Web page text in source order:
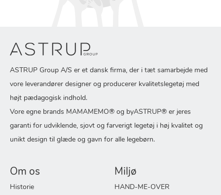
ASTRUP Group A/S er et dansk firma, der i tæt samarbejde med
vore leverandører designer og producerer kvalitetslegetøj med
højt pædagogisk indhold.
Vore egne brands MAMAMEMO® og byASTRUP® er jeres
garanti for udviklende, sjovt og farverigt legetøj i høj kvalitet og
unikt design til glæde og gavn for alle legebørn.
Om os
Historie
Miljø
HAND-ME-OVER